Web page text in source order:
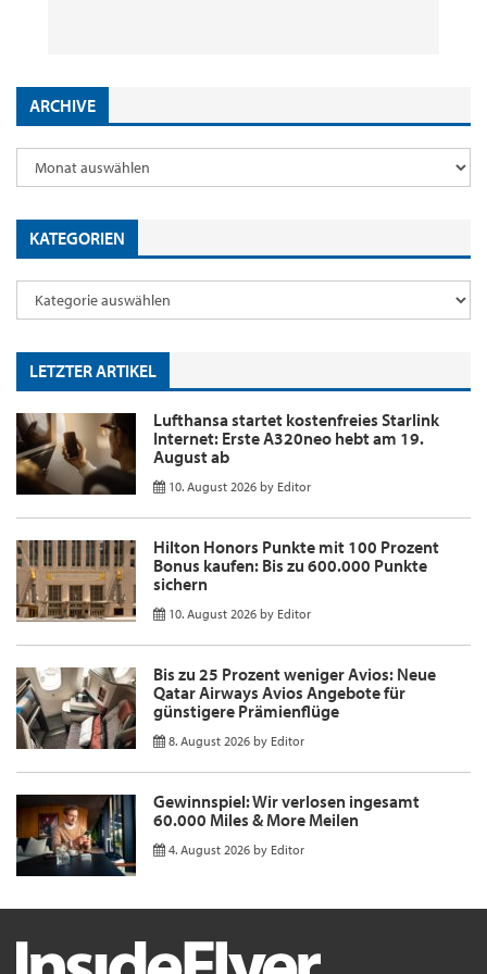
ARCHIVE
KATEGORIEN
LETZTER ARTIKEL
Lufthansa startet kostenfreies Starlink
Internet: Erste A320neo hebt am 19.
August ab
10. August 2026 by Editor
Hilton Honors Punkte mit 100 Prozent
Bonus kaufen: Bis zu 600.000 Punkte
sichern
10. August 2026 by Editor
Bis zu 25 Prozent weniger Avios: Neue
Qatar Airways Avios Angebote für
günstigere Prämienflüge
8. August 2026 by Editor
Gewinnspiel: Wir verlosen ingesamt
60.000 Miles & More Meilen
4. August 2026 by Editor